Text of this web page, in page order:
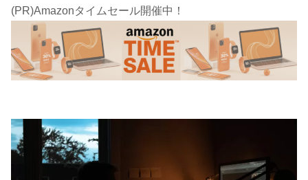
(PR)Amazonタイムセール開催中！